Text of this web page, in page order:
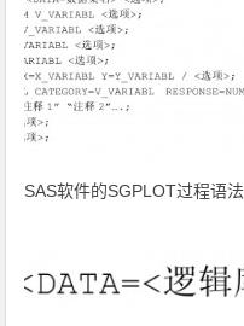
SAS软件的SGPLOT过程语法